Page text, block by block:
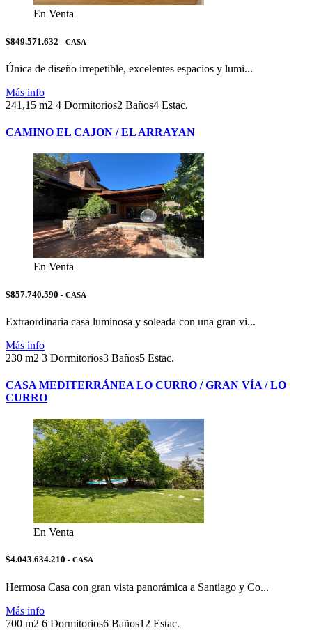
En Venta
$849.571.632 - CASA
Única de diseño irrepetible, excelentes espacios y lumi...
Más info
241,15 m2 4 Dormitorios2 Baños4 Estac.
CAMINO EL CAJON / EL ARRAYAN
En Venta
$857.740.590 - CASA
Extraordinaria casa luminosa y soleada con una gran vi...
Más info
230 m2 3 Dormitorios3 Baños5 Estac.
CASA MEDITERRÁNEA LO CURRO / GRAN VÍA / LO
CURRO
En Venta
$4.043.634.210 - CASA
Hermosa Casa con gran vista panorámica a Santiago y Co...
Más info
700 m2 6 Dormitorios6 Baños12 Estac.